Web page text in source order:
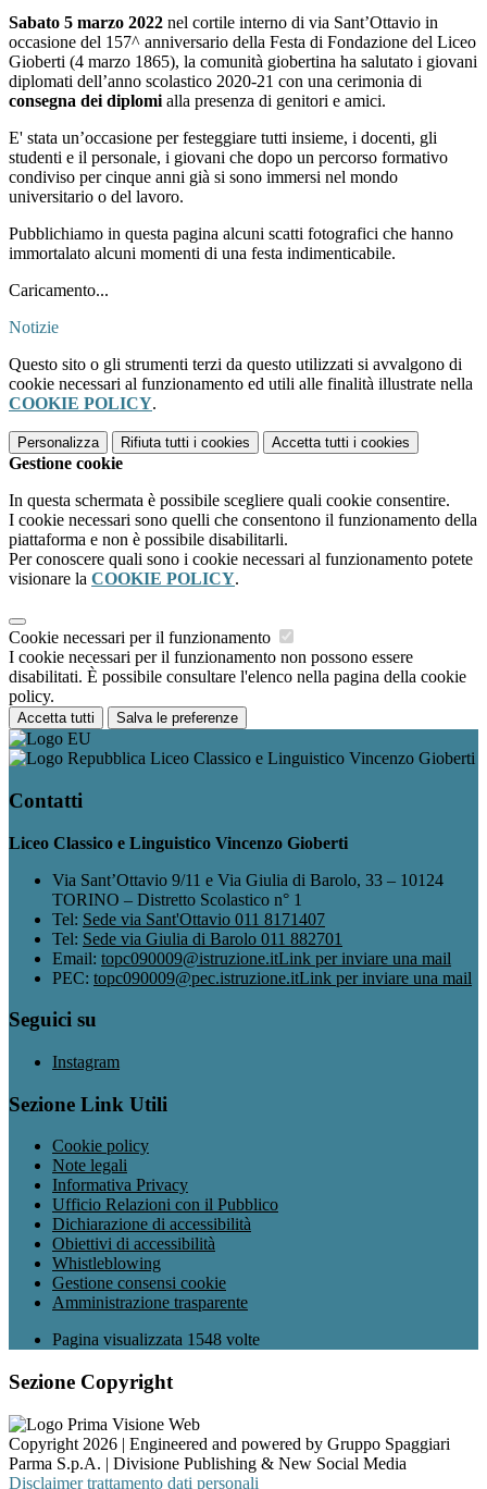
Sabato 5 marzo 2022 nel cortile interno di via Sant’Ottavio in
occasione del 157^ anniversario della Festa di Fondazione del Liceo
Gioberti (4 marzo 1865), la comunità giobertina ha salutato i giovani
diplomati dell’anno scolastico 2020-21 con una cerimonia di
consegna dei diplomi alla presenza di genitori e amici.
E' stata un’occasione per festeggiare tutti insieme, i docenti, gli
studenti e il personale, i giovani che dopo un percorso formativo
condiviso per cinque anni già si sono immersi nel mondo
universitario o del lavoro.
Pubblichiamo in questa pagina alcuni scatti fotografici che hanno
immortalato alcuni momenti di una festa indimenticabile.
Caricamento...
Notizie
Questo sito o gli strumenti terzi da questo utilizzati si avvalgono di
cookie necessari al funzionamento ed utili alle finalità illustrate nella
COOKIE POLICY.
Personalizza Rifiuta tutti i cookies Accetta tutti i cookies
Gestione cookie
In questa schermata è possibile scegliere quali cookie consentire.
I cookie necessari sono quelli che consentono il funzionamento della
piattaforma e non è possibile disabilitarli.
Per conoscere quali sono i cookie necessari al funzionamento potete
visionare la COOKIE POLICY.
Cookie necessari per il funzionamento
I cookie necessari per il funzionamento non possono essere
disabilitati. È possibile consultare l'elenco nella pagina della cookie
policy.
Accetta tutti Salva le preferenze
Liceo Classico e Linguistico Vincenzo Gioberti
Contatti
Liceo Classico e Linguistico Vincenzo Gioberti
Via Sant’Ottavio 9/11 e Via Giulia di Barolo, 33 – 10124
TORINO – Distretto Scolastico n° 1
Tel: Sede via Sant'Ottavio 011 8171407
Tel: Sede via Giulia di Barolo 011 882701
Email: topc090009@istruzione.itLink per inviare una mail
PEC: topc090009@pec.istruzione.itLink per inviare una mail
Seguici su
Instagram
Sezione Link Utili
Cookie policy
Note legali
Informativa Privacy
Ufficio Relazioni con il Pubblico
Dichiarazione di accessibilità
Obiettivi di accessibilità
Whistleblowing
Gestione consensi cookie
Amministrazione trasparente
Pagina visualizzata 1548 volte
Sezione Copyright
Copyright 2026 | Engineered and powered by Gruppo Spaggiari
Parma S.p.A. | Divisione Publishing & New Social Media
Disclaimer trattamento dati personali